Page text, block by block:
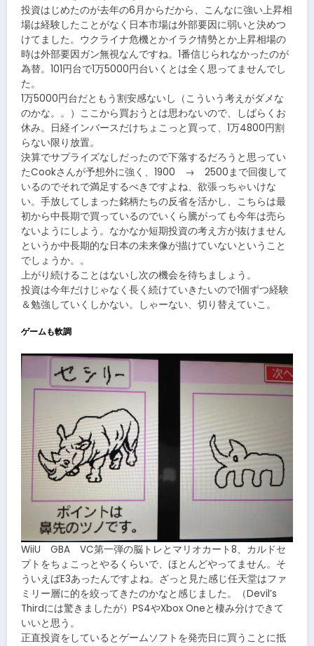
投資はじめたのが去年の6月からだから、こんなに強い上昇相
場は経験したことがなく日本市場は外部要因に弱いと決めつ
けてました。ウクライナ危機とかイラク情勢とか上昇相場の
時は外部要因ガン無視なんですね。1番信じられなかったのが
為替。101円台で1万5000円台いくとは全く思ってませんでし
た。
1万5000円台だともう割安感ないし（こういう考えがダメな
のかな。。）ここから買おうとは思わないので、しばらくお
休み。日経インバースだけちょこっと買って、1万4800円割
らない限り放置。
決算でサプライズなしだったので下落するだろうと思ってい
たCookさんが予想外に強く、1900 → 2500まで回復して
いるのでそれで満足するべきですよね、欲張っちゃいけな
い。手放してしまった銘柄たちの反省を活かし、こちらは最
初から中長期で買っているのでいくら騰がっても今年は売ら
ないようにしよう。なかなか短期投資の考え方が抜けません
というか中長期的な日本の未来像が描けていないということ
でしょうか。。
上がり続けることはないし次の機会を待ちましょう。
投資は今年だけじゃなく長く続けていきたいので1個ずつ経験
＆勉強していくしかない。しゃーない、切り替えていこ。
ゲームも軟調
WiiU GBA VC第一弾の脳トレとマリオカート8、カルドセ
プトをちょこっとやるくらいで、ほとんどやってません。そ
ういえばE3あったんですよね。ざっと見た感じ任天堂はファ
ミリー層に的を絞ってきたのかなと感じました。（Devil’s
Thirdには驚きましたが）PS4やXbox Oneと棲み分けできて
いいと思う。
正直投資をしているとゲームソフトを発売日に買うことに抵